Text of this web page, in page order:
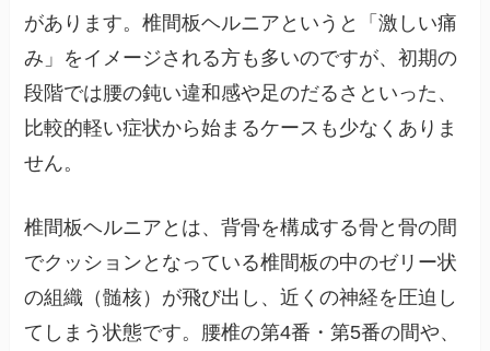
があります。椎間板ヘルニアというと「激しい痛
み」をイメージされる方も多いのですが、初期の
段階では腰の鈍い違和感や足のだるさといった、
比較的軽い症状から始まるケースも少なくありま
せん。
椎間板ヘルニアとは、背骨を構成する骨と骨の間
でクッションとなっている椎間板の中のゼリー状
の組織（髄核）が飛び出し、近くの神経を圧迫し
てしまう状態です。腰椎の第4番・第5番の間や、